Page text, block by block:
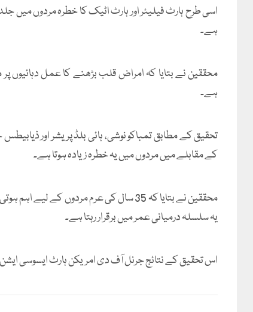
اسی طرح ہارٹ فیلیئر اور ہارٹ اٹیک کا خطرہ مردوں
ہے۔
محققین نے بتایا کہ امراض قلب بڑھنے کا عمل دہائیوں
ہے۔
تحقیق کے مطابق تمباکو نوشی، ہائی بلڈ پریشر اور
کے مقابلے میں مردوں میں یہ خطرہ زیادہ ہوتا ہے۔
محققین نے بتایا کہ 35 سال کی عرم
یہ سلسلہ درمیانی عمر میں برقرار رہتا ہے۔
اس تحقیق کے نتائج جرنل آف دی امریکن ہارٹ ایسوسی